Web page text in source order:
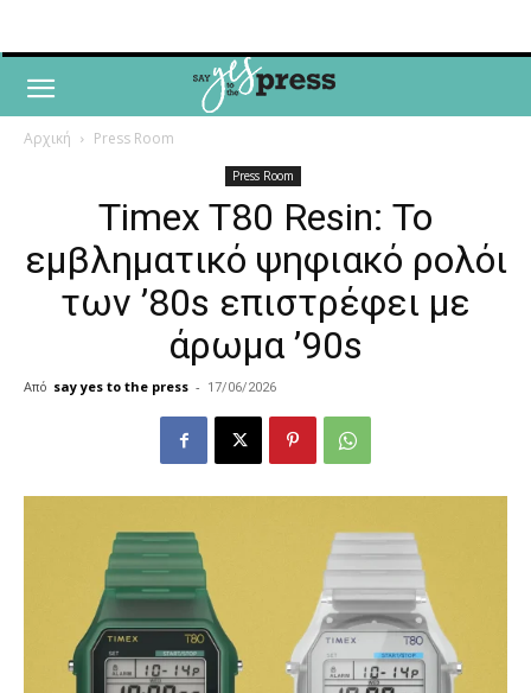
Αρχική Press Room
Press Room
Timex T80 Resin: Το
εμβληματικό ψηφιακό ρολόι
των ’80s επιστρέφει με
άρωμα ’90s
Από say yes to the press - 17/06/2026